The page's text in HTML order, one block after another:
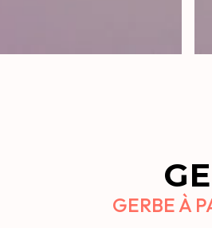
GERBE À